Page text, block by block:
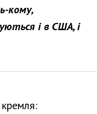
кому,
і в США, і